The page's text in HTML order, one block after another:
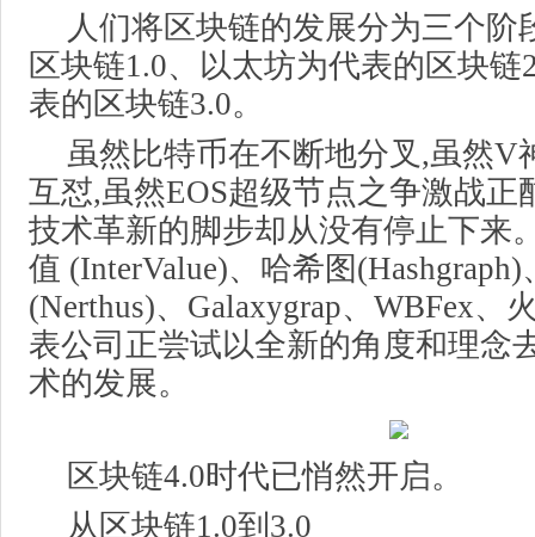
人们将区块链的发展分为三个阶
区块链1.0、以太坊为代表的区块链
表的区块链3.0。
虽然比特币在不断地分叉,虽然V
互怼,虽然EOS超级节点之争激战
技术革新的脚步却从没有停止下来
值 (InterValue)、哈希图
(Nerthus)、Galaxygrap、WBFex、
表公司正尝试以全新的角度和理念
术的发展。
区块链4.0时代已悄然开启。
从区块链1.0到3.0